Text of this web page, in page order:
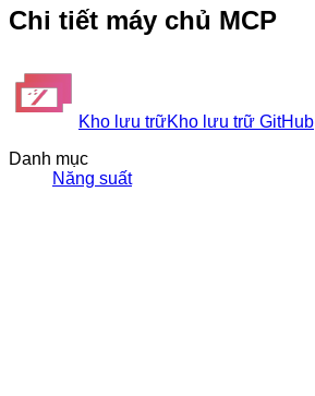
Chi tiết máy chủ MCP
Kho lưu trữKho lưu trữ GitHub
Danh mục
Năng suất